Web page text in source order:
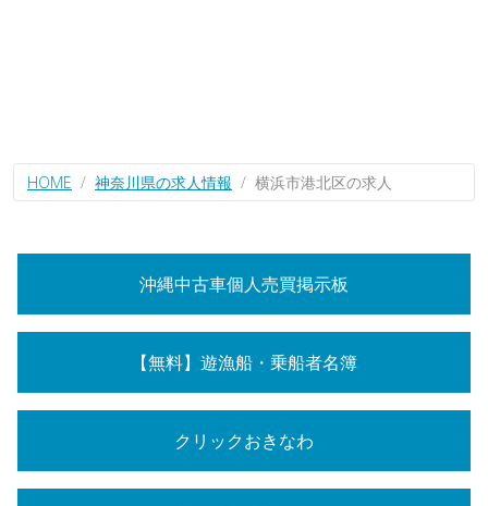
HOME 神奈川県の求人情報 横浜市港北区の求人
沖縄中古車個人売買掲示板
【無料】遊漁船・乗船者名簿
クリックおきなわ